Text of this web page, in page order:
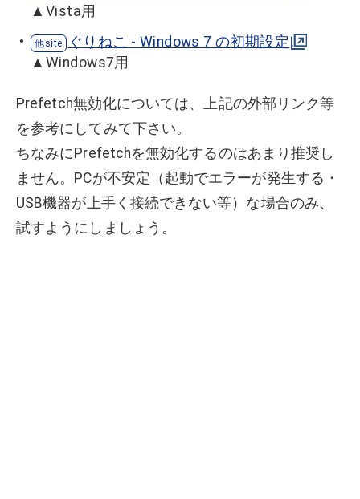
▲Vista用
ぐりねこ - Windows 7 の初期設定
▲Windows7用
Prefetch無効化については、上記の外部リンク等
を参考にしてみて下さい。
ちなみにPrefetchを無効化するのはあまり推奨し
ません。PCが不安定（起動でエラーが発生する・
USB機器が上手く接続できない等）な場合のみ、
試すようにしましょう。